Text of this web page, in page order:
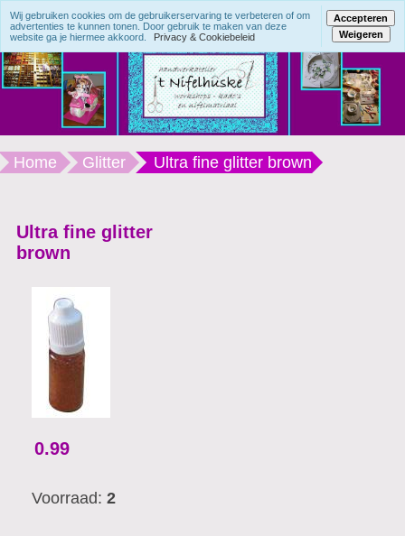
Home Glitter Ultra fine glitter brown
Ultra fine glitter
brown
0.99
Voorraad: 2
Wij gebruiken cookies om de gebruikerservaring te verbeteren of om
advertenties te kunnen tonen. Door gebruik te maken van deze
website ga je hiermee akkoord.
Privacy & Cookiebeleid
Accepteren
Weigeren